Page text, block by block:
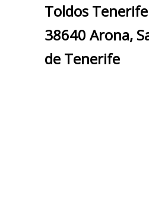
Toldos
38640 Arona,
de Tenerife